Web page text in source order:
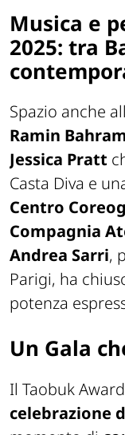
Musica e
2025: tra
Spazio anche
Ramin
Jessica Pratt
Casta Diva e
Centro
Compagnia
Andrea Sarri,
Parigi, ha
potenza
Un Gala
Il Taobuk
celebrazione